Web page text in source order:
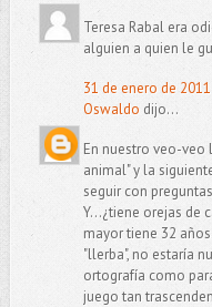
Teresa Rabal era
alguien a quien le
31 de enero de
Oswaldo dijo...
En nuestro veo-veo
animal" y la
seguir con
Y...¿tiene orejas de
mayor tiene 32
"llerba", no estaría
ortografía como
juego tan